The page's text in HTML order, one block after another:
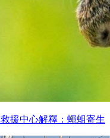
援中心解釋：蠅蛆寄生